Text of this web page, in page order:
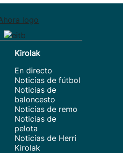
Kirolak
En directo
Noticias de fútbol
Noticias de
baloncesto
Noticias de remo
Noticias de
pelota
Noticias de Herri
Kirolak